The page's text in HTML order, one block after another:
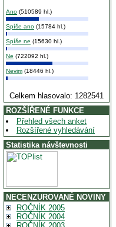
Ano (510589 hl.)
Spíše ano (15784 hl.)
Spíše ne (15630 hl.)
Ne (722092 hl.)
Nevim (18446 hl.)
Celkem hlasovalo: 1282541
ROZŠÍŘENÉ FUNKCE
Přehled všech anket
Rozšířené vyhledávání
Statistika návštevnosti
NECENZUROVANÉ NOVINY
ROČNÍK 2005
ROČNÍK 2004